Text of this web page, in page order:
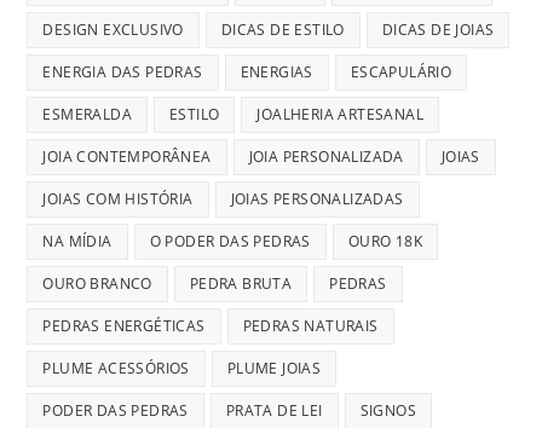
DESIGN EXCLUSIVO DICAS DE ESTILO DICAS DE JOIAS
ENERGIA DAS PEDRAS ENERGIAS ESCAPULÁRIO
ESMERALDA ESTILO JOALHERIA ARTESANAL
JOIA CONTEMPORÂNEA JOIA PERSONALIZADA JOIAS
JOIAS COM HISTÓRIA JOIAS PERSONALIZADAS
NA MÍDIA O PODER DAS PEDRAS OURO 18K
OURO BRANCO PEDRA BRUTA PEDRAS
PEDRAS ENERGÉTICAS PEDRAS NATURAIS
PLUME ACESSÓRIOS PLUME JOIAS
PODER DAS PEDRAS PRATA DE LEI SIGNOS